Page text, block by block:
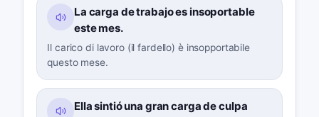
La carga de trabajo es insoportable
este mes.
Il carico di lavoro (il fardello) è insopportabile
questo mese.
Ella sintió una gran carga de culpa